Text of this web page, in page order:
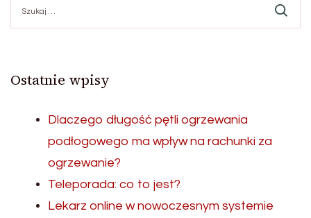
Ostatnie wpisy
Dlaczego długość pętli ogrzewania
podłogowego ma wpływ na rachunki za
ogrzewanie?
Teleporada: co to jest?
Lekarz online w nowoczesnym systemie